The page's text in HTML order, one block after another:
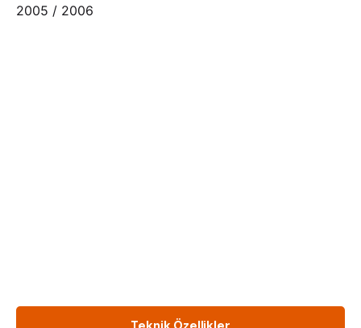
2005 / 2006